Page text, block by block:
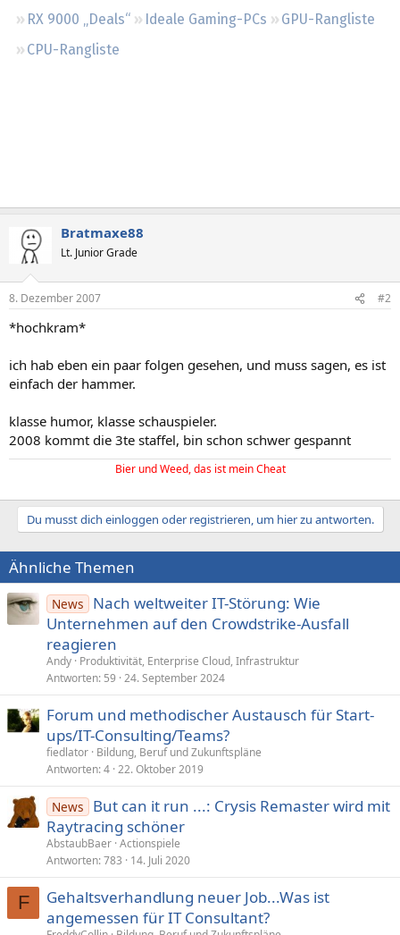
RX 9000 „Deals“
Ideale Gaming-PCs
GPU-Rangliste
CPU-Rangliste
Bratmaxe88
Lt. Junior Grade
8. Dezember 2007 #2
*hochkram*
ich hab eben ein paar folgen gesehen, und muss sagen, es ist
einfach der hammer.
klasse humor, klasse schauspieler.
2008 kommt die 3te staffel, bin schon schwer gespannt
Bier und Weed, das ist mein Cheat
Du musst dich einloggen oder registrieren, um hier zu antworten.
Ähnliche Themen
News
Nach weltweiter IT-Störung: Wie
Unternehmen auf den Crowdstrike-Ausfall
reagieren
Andy Produktivität, Enterprise Cloud, Infrastruktur
Antworten 59 24. September 2024
Forum und methodischer Austausch für Start-
ups/IT-Consulting/Teams?
fiedlator Bildung, Beruf und Zukunftspläne
Antworten 4 22. Oktober 2019
News
But can it run ...: Crysis Remaster wird mit
Raytracing schöner
AbstaubBaer Actionspiele
Antworten 783 14. Juli 2020
F
Gehaltsverhandlung neuer Job...Was ist
angemessen für IT Consultant?